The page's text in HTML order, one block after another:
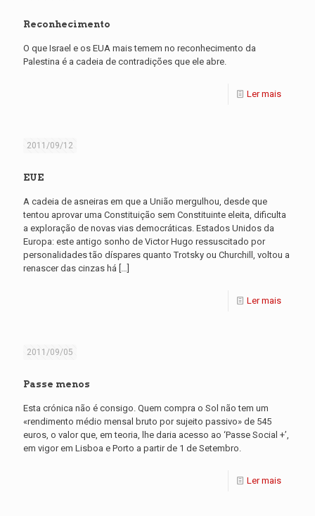
Reconhecimento
O que Israel e os EUA mais temem no reconhecimento da
Palestina é a cadeia de contradições que ele abre.
Ler mais
2011/09/12
EUE
A cadeia de asneiras em que a União mergulhou, desde que
tentou aprovar uma Constituição sem Constituinte eleita, dificulta
a exploração de novas vias democráticas. Estados Unidos da
Europa: este antigo sonho de Victor Hugo ressuscitado por
personalidades tão díspares quanto Trotsky ou Churchill, voltou a
renascer das cinzas há […]
Ler mais
2011/09/05
Passe menos
Esta crónica não é consigo. Quem compra o Sol não tem um
«rendimento médio mensal bruto por sujeito passivo» de 545
euros, o valor que, em teoria, lhe daria acesso ao ‘Passe Social +’,
em vigor em Lisboa e Porto a partir de 1 de Setembro.
Ler mais